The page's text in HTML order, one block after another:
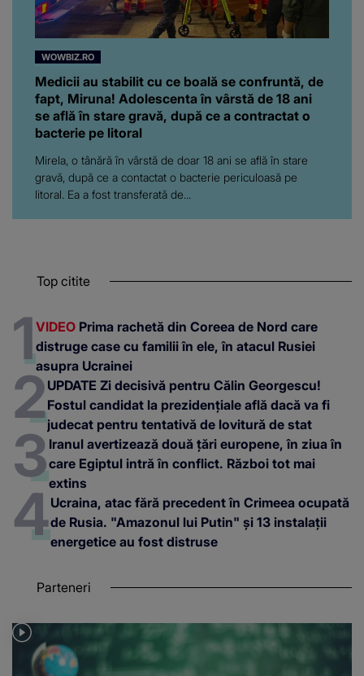
WOWBIZ.RO
Medicii au stabilit cu ce boală se confruntă, de
fapt, Miruna! Adolescenta în vârstă de 18 ani
se află în stare gravă, după ce a contractat o
bacterie pe litoral
Mirela, o tânără în vârstă de doar 18 ani se află în stare
gravă, după ce a contactat o bacterie periculoasă pe
litoral. Ea a fost transferată de...
Top citite
VIDEO Prima rachetă din Coreea de Nord care
distruge case cu familii în ele, în atacul Rusiei
asupra Ucrainei
UPDATE Zi decisivă pentru Călin Georgescu!
Fostul candidat la prezidențiale află dacă va fi
judecat pentru tentativă de lovitură de stat
Iranul avertizează două țări europene, în ziua în
care Egiptul intră în conflict. Război tot mai
extins
Ucraina, atac fără precedent în Crimeea ocupată
de Rusia. "Amazonul lui Putin" și 13 instalații
energetice au fost distruse
Parteneri